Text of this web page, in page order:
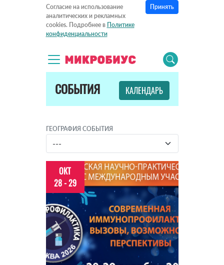
Согласие на использование
аналитических и рекламных
cookies. Подробнее в Политике
конфиденциальности
Принять
СОБЫТИЯ КАЛЕНДАРЬ
ГЕОГРАФИЯ СОБЫТИЯ
ОКТ
28 - 29